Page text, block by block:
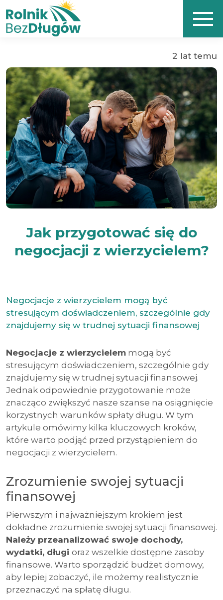
2 lat temu
Jak przygotować się do
negocjacji z wierzycielem?
Negocjacje z wierzycielem mogą być
stresującym doświadczeniem, szczególnie gdy
znajdujemy się w trudnej sytuacji finansowej
Negocjacje z wierzycielem mogą być
stresującym doświadczeniem, szczególnie gdy
znajdujemy się w trudnej sytuacji finansowej.
Jednak odpowiednie przygotowanie może
znacząco zwiększyć nasze szanse na osiągnięcie
korzystnych warunków spłaty długu. W tym
artykule omówimy kilka kluczowych kroków,
które warto podjąć przed przystąpieniem do
negocjacji z wierzycielem.
Zrozumienie swojej sytuacji
finansowej
Pierwszym i najważniejszym krokiem jest
dokładne zrozumienie swojej sytuacji finansowej.
Należy przeanalizować swoje dochody,
wydatki, długi oraz wszelkie dostępne zasoby
finansowe. Warto sporządzić budżet domowy,
aby lepiej zobaczyć, ile możemy realistycznie
przeznaczyć na spłatę długu.